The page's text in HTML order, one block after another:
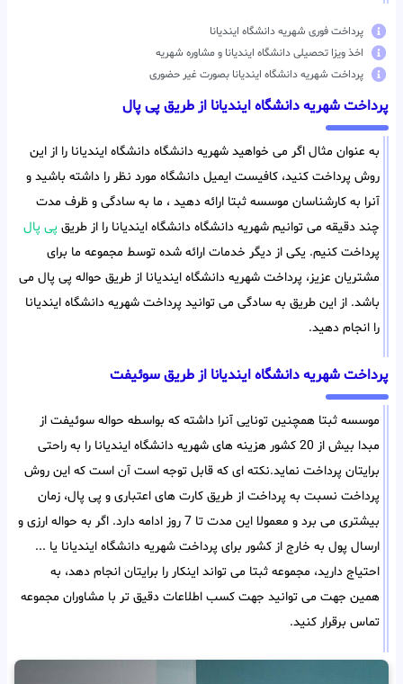
پرداخت فوری شهریه دانشگاه ایندیانا
اخذ ویزا تحصیلی دانشگاه ایندیانا و مشاوره شهریه
پرداخت شهریه دانشگاه ایندیانا بصورت غیر حضوری
پرداخت شهریه دانشگاه ایندیانا از طریق پی پال
به عنوان مثال اگر می خواهید شهریه دانشگاه دانشگاه ایندیانا را از این
روش پرداخت کنید، کافیست ایمیل دانشگاه مورد نظر را داشته باشید و
آنرا به کارشناسان موسسه ثبتا ارائه دهید ، ما به سادگی و ظرف مدت
چند دقیقه می توانیم شهریه دانشگاه دانشگاه ایندیانا را از طریق پی پال
پرداخت کنیم. یکی از دیگر خدمات ارائه شده توسط مجموعه ما برای
مشتریان عزیز، پرداخت شهریه دانشگاه ایندیانا از طریق حواله پی پال می
باشد. از این طریق به سادگی می توانید پرداخت شهریه دانشگاه ایندیانا
را انجام دهید.
پرداخت شهریه دانشگاه ایندیانا از طریق سوئیفت
موسسه ثبتا همچنین تونایی آنرا داشته که بواسطه حواله سوئیفت از
مبدا بیش از 20 کشور هزینه های شهریه دانشگاه ایندیانا را به راحتی
برایتان پرداخت نماید.نکته ای که قابل توجه است آن است که این روش
پرداخت نسبت به پرداخت از طریق کارت های اعتباری و پی پال، زمان
بیشتری می برد و معمولا این مدت تا 7 روز ادامه دارد. اگر به حواله ارزی و
ارسال پول به خارج از کشور برای پرداخت شهریه دانشگاه ایندیانا یا ...
احتیاج دارید، مجموعه ثبتا می تواند اینکار را برایتان انجام دهد، به
همین جهت می توانید جهت کسب اطلاعات دقیق تر با مشاوران مجموعه
تماس برقرار کنید.